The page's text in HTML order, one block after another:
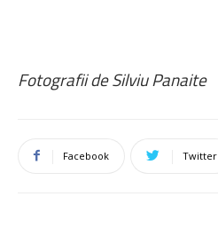
Fotografii de Silviu Panaite
Facebook Twitter